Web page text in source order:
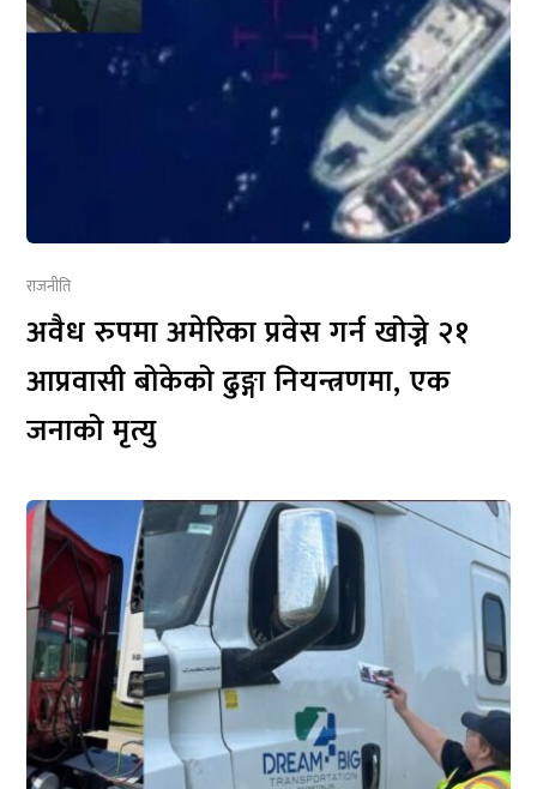
राजनीति
अवैध रुपमा अमेरिका प्रवेस गर्न खोज्ने २१
आप्रवासी बोकेको ढुङ्गा नियन्त्रणमा, एक
जनाको मृत्यु